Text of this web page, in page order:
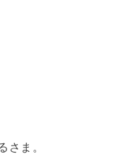
さま。